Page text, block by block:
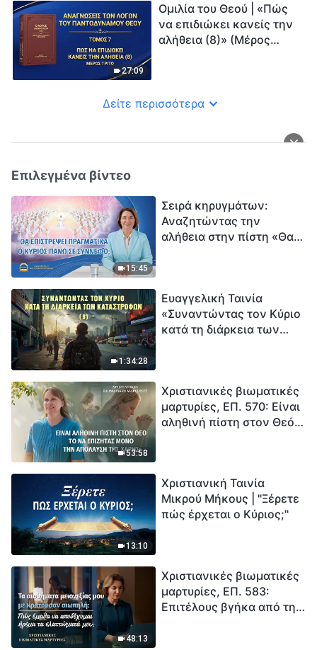
27:09
Ομιλία του Θεού | «Πώς
να επιδιώκει κανείς την
αλήθεια (8)» (Μέρος
Δείτε περισσότερα
Επιλεγμένα βίντεο
15:45
Σειρά κηρυγμάτων:
Αναζητώντας την
αλήθεια στην πίστη «Θα
1:34:28
Ευαγγελική Ταινία
«Συναντώντας τον Κύριο
κατά τη διάρκεια των
εξαφάνισης». Οι
καταστροφές χτυπούν.
Ξεκινά η αντίστροφη
53:58
Χριστιανικές βιωματικές
μαρτυρίες, ΕΠ. 570: Είναι
αληθινή πίστη στον Θεό
13:10
Χριστιανική Ταινία
Μικρού Μήκους | "Ξέρετε
πώς έρχεται ο Κύριος;"
48:13
Χριστιανικές βιωματικές
μαρτυρίες, ΕΠ. 583:
Επιτέλους βγήκα από τη